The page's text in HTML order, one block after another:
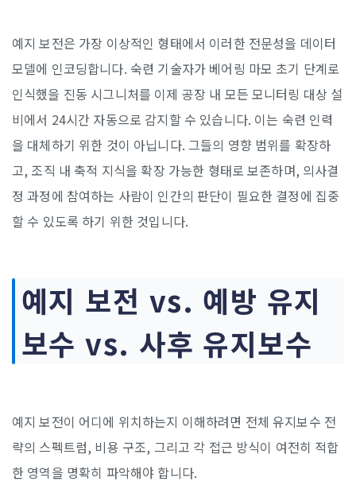
예지 보전은 가장 이상적인 형태에서 이러한 전문성을 데이터
모델에 인코딩합니다. 숙련 기술자가 베어링 마모 초기 단계로
인식했을 진동 시그니처를 이제 공장 내 모든 모니터링 대상 설
비에서 24시간 자동으로 감지할 수 있습니다. 이는 숙련 인력
을 대체하기 위한 것이 아닙니다. 그들의 영향 범위를 확장하
고, 조직 내 축적 지식을 확장 가능한 형태로 보존하며, 의사결
정 과정에 참여하는 사람이 인간의 판단이 필요한 결정에 집중
할 수 있도록 하기 위한 것입니다.
예지 보전 vs. 예방 유지
보수 vs. 사후 유지보수
예지 보전이 어디에 위치하는지 이해하려면 전체 유지보수 전
략의 스펙트럼, 비용 구조, 그리고 각 접근 방식이 여전히 적합
한 영역을 명확히 파악해야 합니다.